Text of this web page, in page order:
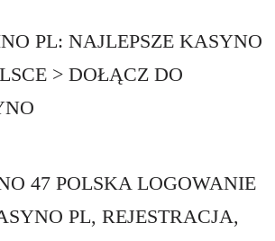
PL: NAJLEPSZE KASYNO
> DOŁĄCZ DO
47 POLSKA LOGOWANIE
PL, REJESTRACJA,